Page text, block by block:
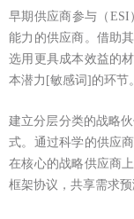
早期供应商参与（
能力的供应商。借助
选用更具成本效益的
本潜力[敏感词]的环节。
建立分层分类的战略
式。通过科学的供应
在核心的战略供应商
框架协议，共享需求